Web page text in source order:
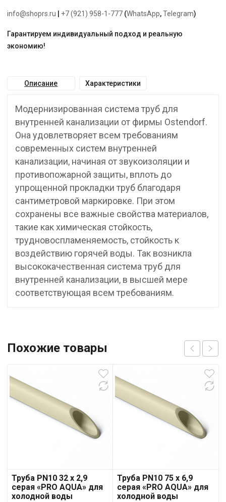
info@shoprs.ru +7 (921) 958-1-777 (WhatsApp,Telegram)
Гарантируем индивидуальный подход и реальную
экономию!
Описание Характеристики
Модернизированная система труб для
внутренней канализации от фирмы Ostendorf.
Она удовлетворяет всем требованиям
современных систем внутренней
канализации, начиная от звукоизоляции и
противопожарной защиты, вплоть до
упрощенной прокладки труб благодаря
сантиметровой маркировке. При этом
сохранены все важные свойства материалов,
такие как химическая стойкость,
трудновоспламеняемость, стойкость к
воздействию горячей воды. Так возникла
высококачественная система труб для
внутренней канализации, в высшей мере
соответствующая всем требованиям.
Похожие товары
Труба PN10 32 x 2,9
серая «PRO AQUA» для
холодной воды
Труба PN10 75 x 6,9
серая «PRO AQUA» для
холодной воды